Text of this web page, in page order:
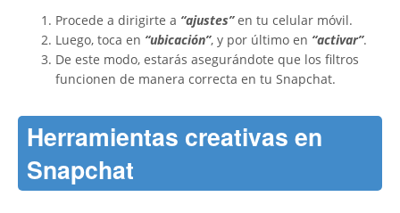
Procede a dirigirte a “ajustes”en tu celular móvil.
Luego, toca en “ubicación”, y por último en “activar”.
De este modo, estarás asegurándote que los filtros
funcionen de manera correcta en tu Snapchat.
Herramientas creativas en
Snapchat